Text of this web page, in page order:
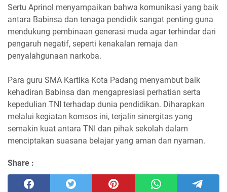
Sertu Aprinol menyampaikan bahwa komunikasi yang baik
antara Babinsa dan tenaga pendidik sangat penting guna
mendukung pembinaan generasi muda agar terhindar dari
pengaruh negatif, seperti kenakalan remaja dan
penyalahgunaan narkoba.
Para guru SMA Kartika Kota Padang menyambut baik
kehadiran Babinsa dan mengapresiasi perhatian serta
kepedulian TNI terhadap dunia pendidikan. Diharapkan
melalui kegiatan komsos ini, terjalin sinergitas yang
semakin kuat antara TNI dan pihak sekolah dalam
menciptakan suasana belajar yang aman dan nyaman.
Share :